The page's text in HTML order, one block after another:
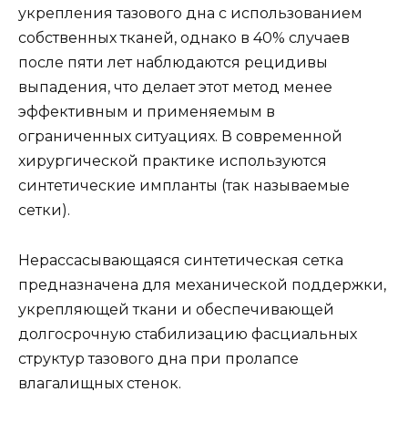
укрепления тазового дна с использованием
собственных тканей, однако в 40% случаев
после пяти лет наблюдаются рецидивы
выпадения, что делает этот метод менее
эффективным и применяемым в
ограниченных ситуациях. В современной
хирургической практике используются
синтетические импланты (так называемые
сетки).
Нерассасывающаяся синтетическая сетка
предназначена для механической поддержки,
укрепляющей ткани и обеспечивающей
долгосрочную стабилизацию фасциальных
структур тазового дна при пролапсе
влагалищных стенок.